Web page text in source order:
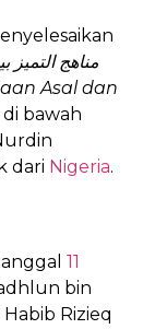
Asal dan
di bawah
dari Nigeria.
11
bin
Rizieq